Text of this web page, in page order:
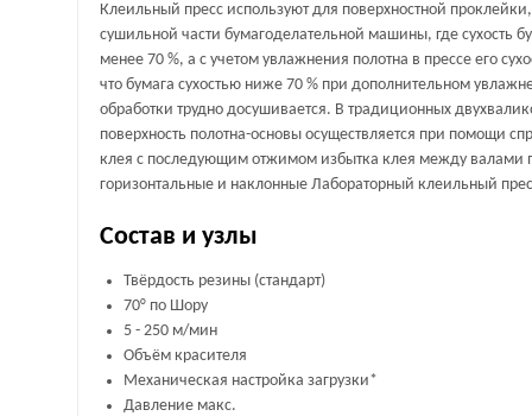
Клеильный пресс используют для поверхностной
сушильной части бумагоделательной машины, где сухость
менее 70 %, а с учетом увлажнения полотна в прессе его
что бумага сухостью ниже 70 % при дополнительном
обработки трудно досушивается. В традиционных
поверхность полотна-основы осуществляется при помощи
клея с последующим отжимом избытка клея между валами
горизонтальные и наклонные Лабораторный клеильный
Состав и узлы
Твёрдость резины (стандарт)
70° по Шору
5 - 250 м/мин
Объём красителя
Механическая настройка загрузки*
Давление макс.